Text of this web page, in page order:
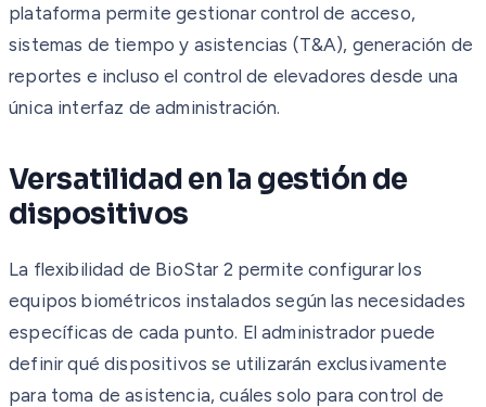
plataforma permite gestionar control de acceso,
sistemas de tiempo y asistencias (T&A), generación de
reportes e incluso el control de elevadores desde una
única interfaz de administración.
Versatilidad en la gestión de
dispositivos
La flexibilidad de BioStar 2 permite configurar los
equipos biométricos instalados según las necesidades
específicas de cada punto. El administrador puede
definir qué dispositivos se utilizarán exclusivamente
para toma de asistencia, cuáles solo para control de